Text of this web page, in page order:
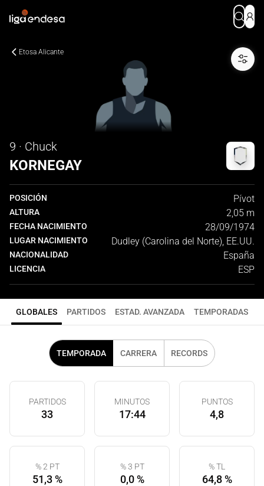
Etosa Alicante
9 · Chuck
KORNEGAY
POSICIÓN Pívot
ALTURA 2,05 m
FECHA NACIMIENTO 28/09/1974
LUGAR NACIMIENTO Dudley (Carolina del Norte), EE.UU.
NACIONALIDAD España
LICENCIA ESP
GLOBALES PARTIDOS ESTAD. AVANZADA TEMPORADAS
TEMPORADA CARRERA RECORDS
PARTIDOS
33
MINUTOS
17:44
PUNTOS
4,8
% 2 PT
51,3 %
% 3 PT
0,0 %
% TL
64,8 %